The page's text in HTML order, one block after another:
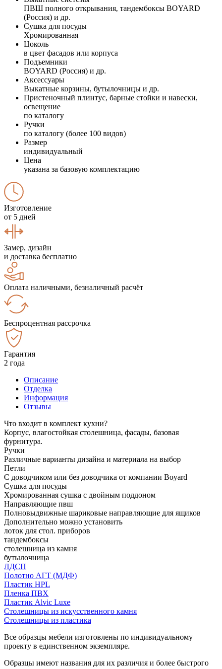
ПВШ полного открывания, тандембоксы BOYARD
(Россия) и др.
Сушка для посуды
Хромированная
Цоколь
в цвет фасадов или корпуса
Подъемники
BOYARD (Россия) и др.
Аксессуары
Выкатные корзины, бутылочницы и др.
Пристеночный плинтус, барные стойки и навески,
освещение
по каталогу
Ручки
по каталогу (более 100 видов)
Размер
индивидуальный
Цена
указана за базовую комплектацию
Изготовление
от 5 дней
Замер, дизайн
и доставка бесплатно
Оплата наличными, безналичный расчёт
Беспроцентная рассрочка
Гарантия
2 года
Описание
Отделка
Информация
Отзывы
Что входит в комплект кухни?
Корпус, влагостойкая столешница, фасады, базовая
фурнитура.
Ручки
Различные варианты дизайна и материала на выбор
Петли
С доводчиком или без доводчика от компании Boyard
Сушка для посуды
Хромированная сушка с двойным поддоном
Направляющие пвш
Полновыдвижные шариковые направляющие для ящиков
Дополнительно можно установить
лоток для стол. приборов
тандембоксы
столешница из камня
бутылочница
ЛДСП
Полотно АГТ (МДФ)
Пластик HPL
Пленка ПВХ
Пластик Alvic Luxe
Столешницы из искусственного камня
Столешницы из пластика
Все образцы мебели изготовлены по индивидуальному
проекту в единственном экземпляре.
Образцы имеют названия для их различия и более быстрого